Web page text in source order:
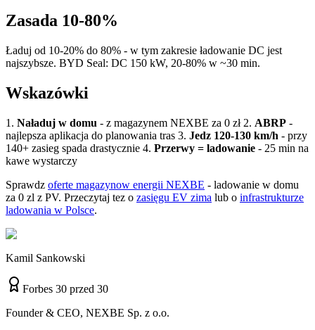
Zasada 10-80%
Ładuj od 10-20% do 80% - w tym zakresie ładowanie DC jest
najszybsze. BYD Seal: DC 150 kW, 20-80% w ~30 min.
Wskazówki
1. Naładuj w domu - z magazynem NEXBE za 0 zł 2. ABRP -
najlepsza aplikacja do planowania tras 3. Jedz 120-130 km/h - przy
140+ zasieg spada drastycznie 4. Przerwy = ladowanie - 25 min na
kawe wystarczy
Sprawdz oferte magazynow energii NEXBE - ladowanie w domu
za 0 zl z PV. Przeczytaj tez o zasięgu EV zima lub o infrastrukturze
ladowania w Polsce.
Kamil Sankowski
Forbes 30 przed 30
Founder & CEO, NEXBE Sp. z o.o.